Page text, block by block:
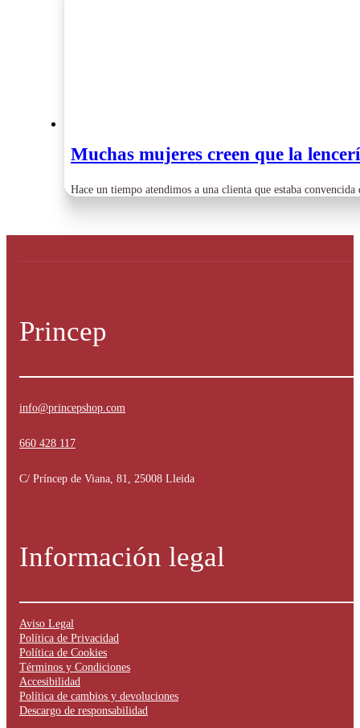
Muchas mujeres creen que la
Hace un tiempo atendimos a una clienta que estaba
Princep
info@princepshop.com
660 428 117
C/ Príncep de Viana, 81, 25008 Lleida
Información legal
Aviso Legal
Política de Privacidad
Política de Cookies
Términos y Condiciones
Accesibilidad
Política de cambios y devoluciones
Descargo de responsabilidad